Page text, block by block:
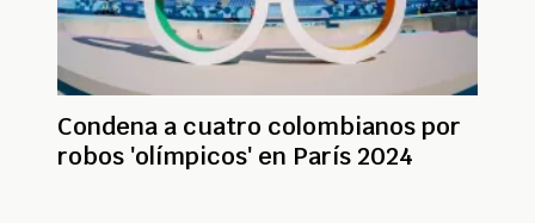
Condena a cuatro colombianos por
robos 'olímpicos' en París 2024